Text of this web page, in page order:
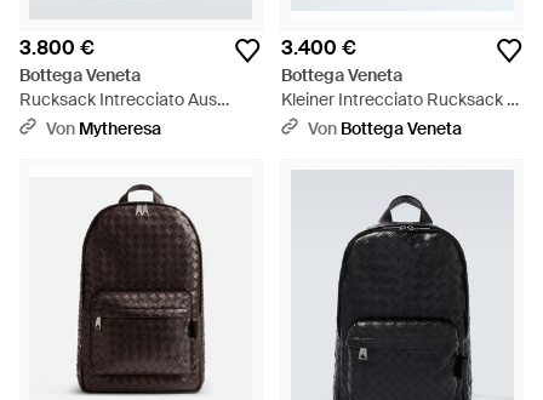
3.800 €
Bottega Veneta
Rucksack Intrecciato Aus
Leder - Schwarz
Von Mytheresa
3.400 €
Bottega Veneta
Kleiner Intrecciato Rucksack -
Schwarz
Von Bottega Veneta